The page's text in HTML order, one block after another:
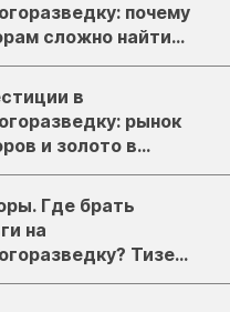
почему
сложно найти
в
рынок
и золото в
Где брать
на
Тизер
ЗиТ №1